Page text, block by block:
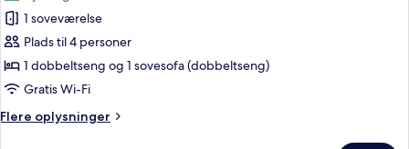
af
Apartment,
1
Bedroom,
(4
1 soveværelse
Plads til 4 personer
1 dobbeltseng og 1 sovesofa (dobbeltseng)
Gratis Wi-Fi
Flere oplysninger
Flere